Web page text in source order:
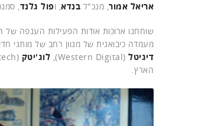
אריאל אמור, מנכ"ל בנדא, ופול גלנד,
מעמדה כיבואנית של מגוון רחב של מותגי
דיגיטל (Western Digital), לוג'יטק
הארץ.